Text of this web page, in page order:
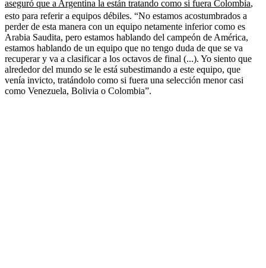
aseguró que a Argentina la están tratando como si fuera Colombia,
esto para referir a equipos débiles. “No estamos acostumbrados a
perder de esta manera con un equipo netamente inferior como es
Arabia Saudita, pero estamos hablando del campeón de América,
estamos hablando de un equipo que no tengo duda de que se va
recuperar y va a clasificar a los octavos de final (...). Yo siento que
alrededor del mundo se le está subestimando a este equipo, que
venía invicto, tratándolo como si fuera una selección menor casi
como Venezuela, Bolivia o Colombia”.